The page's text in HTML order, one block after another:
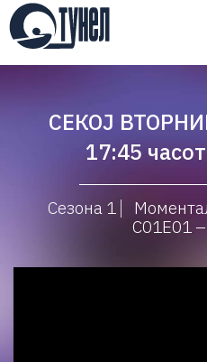
СЕКОЈ
17:45
Сезона 1
С01Е01